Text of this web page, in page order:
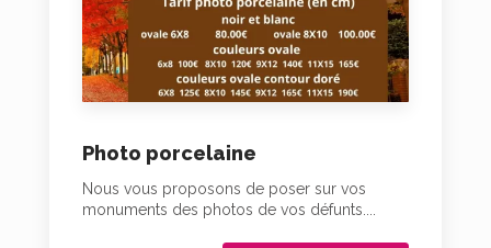
Photo porcelaine
Nous vous proposons de poser sur vos
monuments des photos de vos défunts....